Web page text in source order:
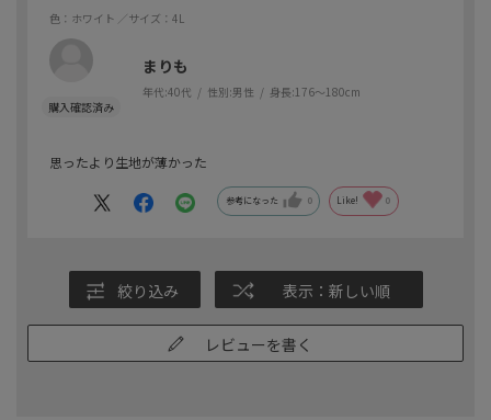
色：ホワイト ／サイズ：4L
まりも
年代:40代 性別:男性 身長:176～180cm
思ったより生地が薄かった
参考になった 0 Like! 0
絞り込み 表示：新しい順
レビューを書く